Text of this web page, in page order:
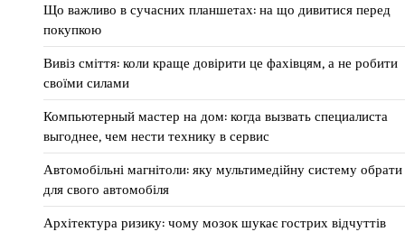
Що важливо в сучасних планшетах: на що дивитися перед
покупкою
Вивіз сміття: коли краще довірити це фахівцям, а не робити
своїми силами
Компьютерный мастер на дом: когда вызвать специалиста
выгоднее, чем нести технику в сервис
Автомобільні магнітоли: яку мультимедійну систему обрати
для свого автомобіля
Архітектура ризику: чому мозок шукає гострих відчуттів